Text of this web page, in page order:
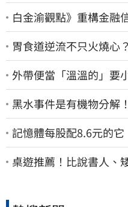
白金渝觀點》重構金融
胃食道逆流不只火燒心
外帶便當「溫溫的」
黑水事件是有機物分解
記憶體每股配8.6元的
桌遊推薦！比說書人、